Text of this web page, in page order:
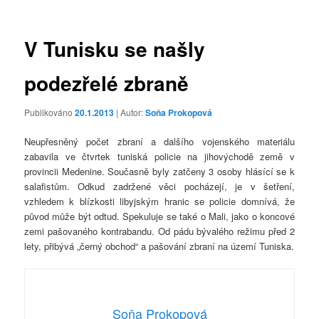
V Tunisku se našly
podezřelé zbraně
Publikováno20.1.2013 | Autor:Soňa Prokopová
Neupřesněný počet zbraní a dalšího vojenského materiálu
zabavila ve čtvrtek tuniská policie na jihovýchodě země v
provincii Medenine. Současně byly zatčeny 3 osoby hlásící se k
salafistům. Odkud zadržené věci pocházejí, je v šetření,
vzhledem k blízkosti libyjským hranic se policie domnívá, že
původ může být odtud. Spekuluje se také o Mali, jako o koncové
zemi pašovaného kontrabandu. Od pádu bývalého režimu před 2
lety, přibývá „černý obchod“ a pašování zbraní na území Tuniska.
Soňa Prokopová